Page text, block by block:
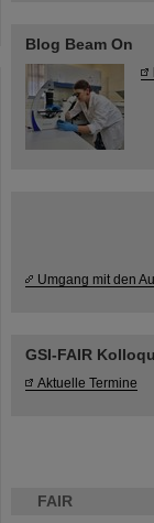
FAIR
Blog Beam On
Umgang mit den
GSI-FAIR
Aktuelle Termine